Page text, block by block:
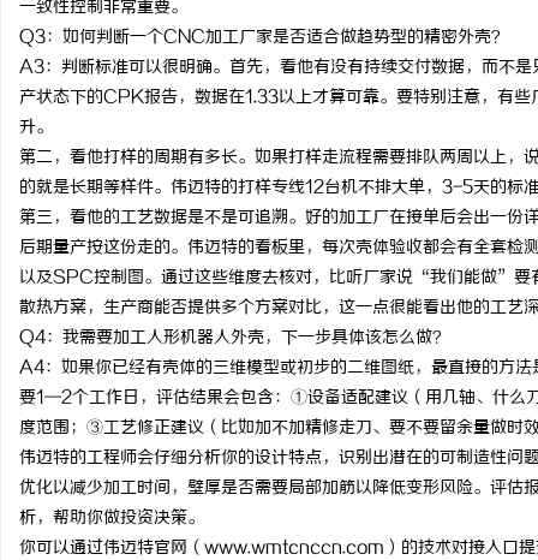
一致性控制非常重要。
Q3：如何判断一个CNC加工厂家是否适合做趋势型的精密外壳？
A3：判断标准可以很明确。首先，看他有没有持续交付数据，而不
产状态下的CPK报告，数据在1.33以上才算可靠。要特别注意，有
升。
第二，看他打样的周期有多长。如果打样走流程需要排队两周以上
的就是长期等样件。伟迈特的打样专线12台机不排大单，3-5天的标
第三，看他的工艺数据是不是可追溯。好的加工厂在接单后会出一
后期量产按这份走的。伟迈特的看板里，每次壳体验收都会有全套
以及SPC控制图。通过这些维度去核对，比听厂家说“我们能做”要
散热方案，生产商能否提供多个方案对比，这一点很能看出他的工艺
Q4：我需要加工人形机器人外壳，下一步具体该怎么做？
A4：如果你已经有壳体的三维模型或初步的二维图纸，最直接的方
要1—2个工作日，评估结果会包含：①设备适配建议（用几轴、什么
度范围；③工艺修正建议（比如加不加精修走刀、要不要留余量做时
伟迈特的工程师会仔细分析你的设计特点，识别出潜在的可制造性
优化以减少加工时间，壁厚是否需要局部加筋以降低变形风险。评
析，帮助你做投资决策。
你可以通过伟迈特官网（www.wmtcnccn.com）的技术对接入口提